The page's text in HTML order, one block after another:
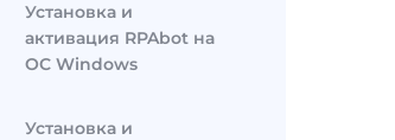
Установка и
активация RPAbot на
ОС Windows
Установка и